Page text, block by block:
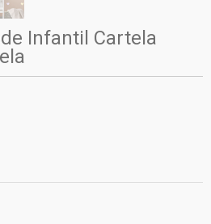
Infantil Cartela